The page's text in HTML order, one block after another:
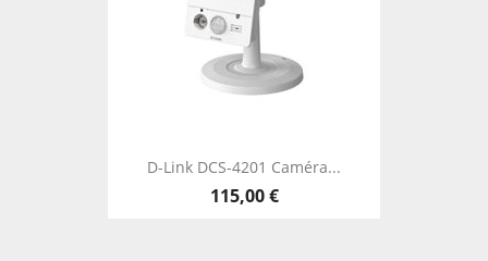
D-Link DCS-4201 Caméra...
115,00 €